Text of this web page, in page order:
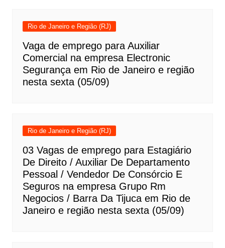
Rio de Janeiro e Região (RJ)
Vaga de emprego para Auxiliar
Comercial na empresa Electronic
Segurança em Rio de Janeiro e região
nesta sexta (05/09)
Rio de Janeiro e Região (RJ)
03 Vagas de emprego para Estagiário
De Direito / Auxiliar De Departamento
Pessoal / Vendedor De Consórcio E
Seguros na empresa Grupo Rm
Negocios / Barra Da Tijuca em Rio de
Janeiro e região nesta sexta (05/09)